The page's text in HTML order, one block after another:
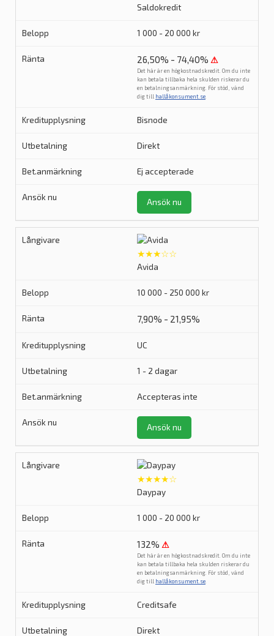
Saldokredit
1 000 - 20 000 kr
26,50% - 74,40% ⚠
Det här är en högkostnadskredit. Om du inte
kan betala tillbaka hela skulden riskerar du
en betalningsanmärkning. För stöd, vänd
dig till hallåkonsument.se
Bisnode
Direkt
Ej accepterade
Ansök nu
★★★☆☆
Avida
10 000 - 250 000 kr
7,90% - 21,95%
UC
1 - 2 dagar
Accepteras inte
Ansök nu
★★★★☆
Daypay
1 000 - 20 000 kr
132% ⚠
Det här är en högkostnadskredit. Om du inte
kan betala tillbaka hela skulden riskerar du
en betalningsanmärkning. För stöd, vänd
dig till hallåkonsument.se
Creditsafe
Direkt